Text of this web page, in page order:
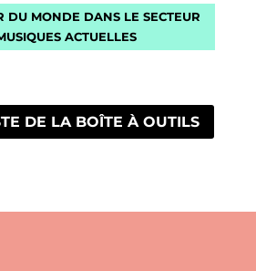
DU MONDE DANS LE SECTEUR
ACTUELLES
DE LA BOÎTE À OUTILS